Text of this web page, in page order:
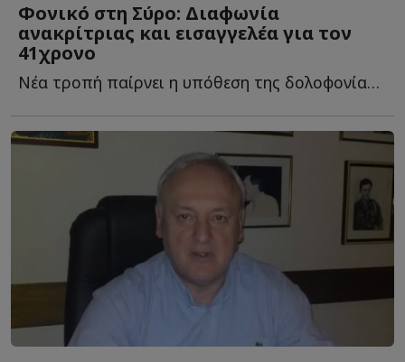
Φονικό στη Σύρο: Διαφωνία
ανακρίτριας και εισαγγελέα για τον
41χρονο
Νέα τροπή παίρνει η υπόθεση της δολοφονίας της 42χρονης δ...